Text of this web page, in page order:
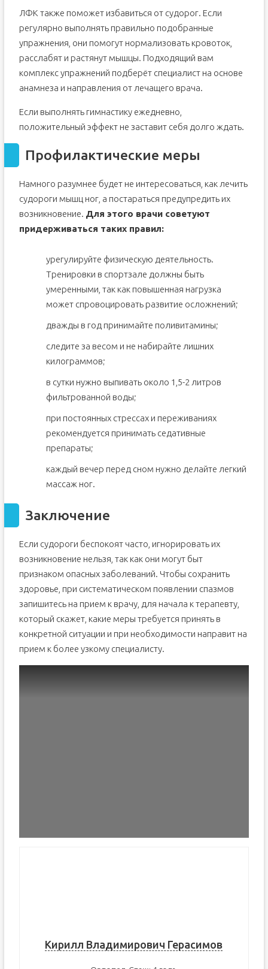
ЛФК также поможет избавиться от судорог. Если
регулярно выполнять правильно подобранные
упражнения, они помогут нормализовать кровоток,
расслабят и растянут мышцы. Подходящий вам
комплекс упражнений подберёт специалист на основе
анамнеза и направления от лечащего врача.
Если выполнять гимнастику ежедневно,
положительный эффект не заставит себя долго ждать.
Профилактические меры
Намного разумнее будет не интересоваться, как лечить
судороги мышц ног, а постараться предупредить их
возникновение. Для этого врачи советуют
придерживаться таких правил:
урегулируйте физическую деятельность.
Тренировки в спортзале должны быть
умеренными, так как повышенная нагрузка
может спровоцировать развитие осложнений;
дважды в год принимайте поливитамины;
следите за весом и не набирайте лишних
килограммов;
в сутки нужно выпивать около 1,5-2 литров
фильтрованной воды;
при постоянных стрессах и переживаниях
рекомендуется принимать седативные
препараты;
каждый вечер перед сном нужно делайте легкий
массаж ног.
Заключение
Если судороги беспокоят часто, игнорировать их
возникновение нельзя, так как они могут быт
признаком опасных заболеваний. Чтобы сохранить
здоровье, при систематическом появлении спазмов
запишитесь на прием к врачу, для начала к терапевту,
который скажет, какие меры требуется принять в
конкретной ситуации и при необходимости направит на
прием к более узкому специалисту.
Кирилл Владимирович Герасимов